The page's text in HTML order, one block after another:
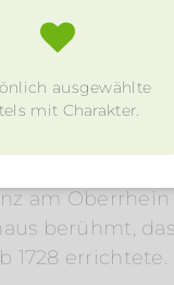
Schloss
ist das
es die
das Schloss
am
berühmt, das
1728 errichtete.
ausgewählte
mit Charakter.